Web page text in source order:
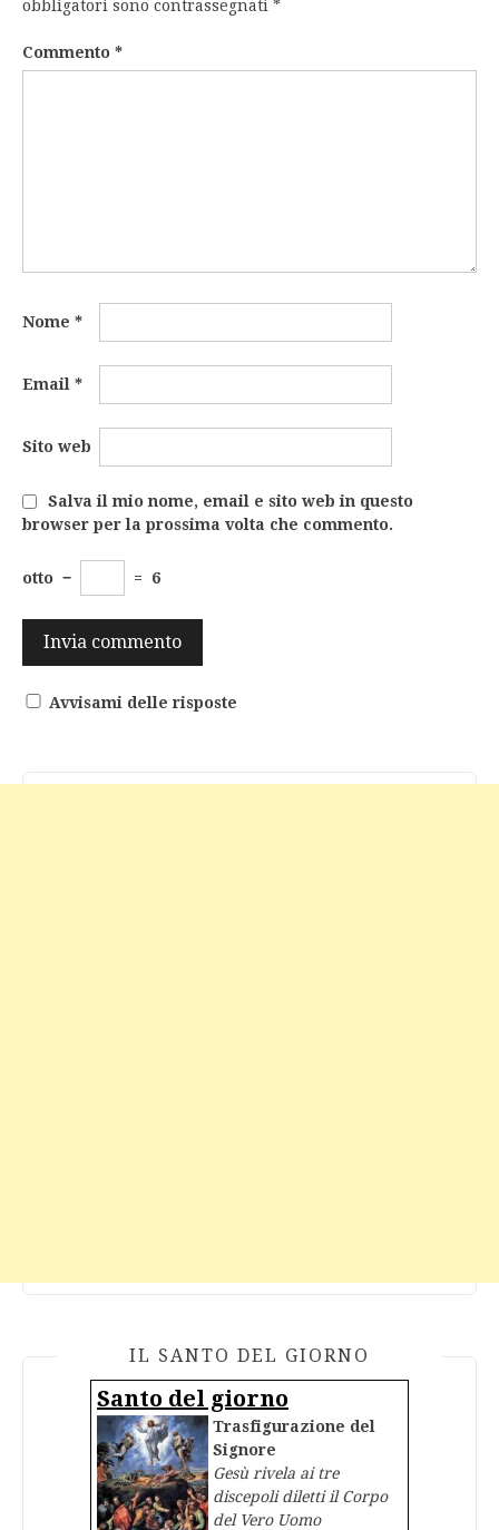
obbligatori sono contrassegnati *
Commento *
Nome *
Email *
Sito web
Salva il mio nome, email e sito web in questo
browser per la prossima volta che commento.
otto − = 6
Avvisami delle risposte
IL SANTO DEL GIORNO
Santo del giorno
Trasfigurazione del
Signore
Gesù rivela ai tre
discepoli diletti il Corpo
del Vero Uomo